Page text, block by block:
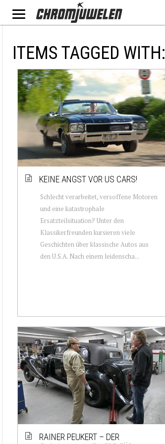
ITEMS TAGGED
KEINE ANGST VOR US CARS!
Schlecht verarbeitet, versoffene Motoren
und eine katastrophale
Ersatzteilsituation? Unter den
Klassikerfreunden kursieren viele
Geschichten über klassische Autos aus
den U.S.A. Nach einem leidenscha...
RAINER PEUKERT – DER